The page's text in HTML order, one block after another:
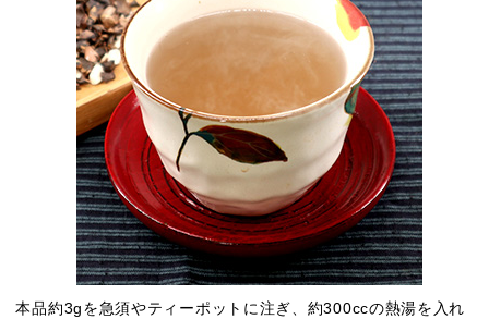
本品約3gを急須やティーポットに注ぎ、約300ccの熱湯を入れ